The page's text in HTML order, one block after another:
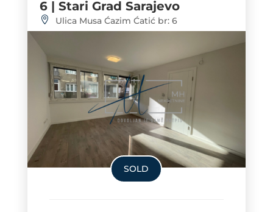
6 | Stari Grad Sarajevo
Ulica Musa Ćazim Ćatić br: 6
SOLD